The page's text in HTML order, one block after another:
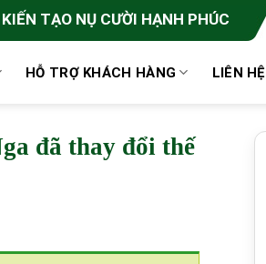
TẠO NỤ CƯỜI HẠNH PHÚC
HỖ TRỢ KHÁCH HÀNG LIÊN HỆ
đã thay đổi thế